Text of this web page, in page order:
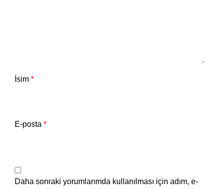
İsim *
E-posta *
Daha sonraki yorumlarımda kullanılması için adım, e-